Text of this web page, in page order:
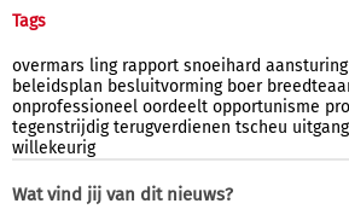
Tags
overmars ling rapport snoeihard aansturing
beleidsplan besluitvorming boer
onprofessioneel oordeelt opportunisme
tegenstrijdig terugverdienen tscheu
willekeurig
Wat vind jij van dit nieuws?